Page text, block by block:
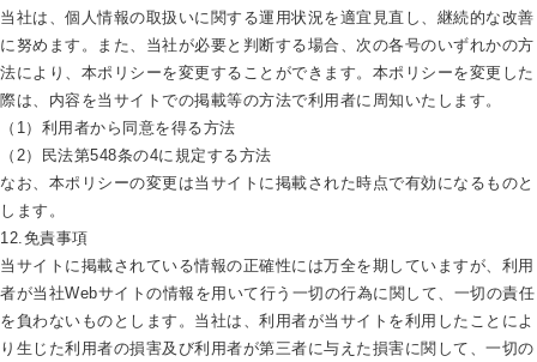
当社は、個人情報の取扱いに関する運用状況を適宜見直し、継続的な改善
に努めます。また、当社が必要と判断する場合、次の各号のいずれかの方
法により、本ポリシーを変更することができます。本ポリシーを変更した
際は、内容を当サイトでの掲載等の方法で利用者に周知いたします。
（1）利用者から同意を得る方法
（2）民法第548条の4に規定する方法
なお、本ポリシーの変更は当サイトに掲載された時点で有効になるものと
します。
12.免責事項
当サイトに掲載されている情報の正確性には万全を期していますが、利用
者が当社Webサイトの情報を用いて行う一切の行為に関して、一切の責任
を負わないものとします。当社は、利用者が当サイトを利用したことによ
り生じた利用者の損害及び利用者が第三者に与えた損害に関して、一切の